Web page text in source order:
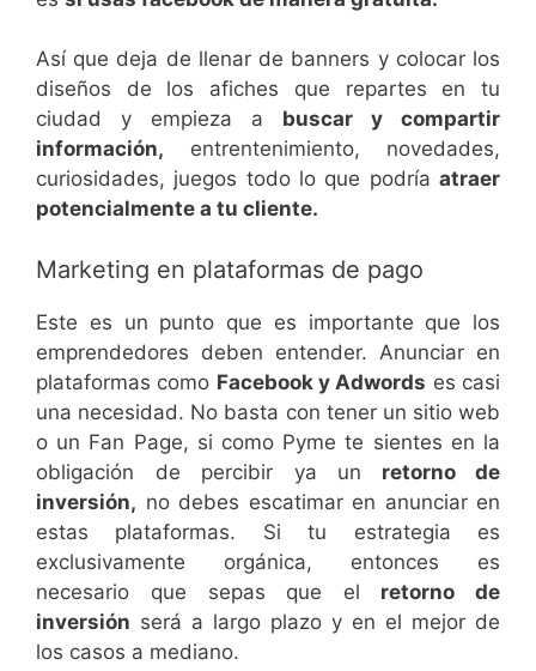
Así que deja de llenar de banners y colocar los
diseños de los afiches que repartes en tu
ciudad y empieza a buscar y compartir
información, entrentenimiento, novedades,
curiosidades, juegos todo lo que podría atraer
potencialmente a tu cliente.
Marketing en plataformas de pago
Este es un punto que es importante que los
emprendedores deben entender. Anunciar en
plataformas como Facebook y Adwords es casi
una necesidad. No basta con tener un sitio web
o un Fan Page, si como Pyme te sientes en la
obligación de percibir ya un retorno de
inversión, no debes escatimar en anunciar en
estas plataformas. Si tu estrategia es
exclusivamente orgánica, entonces es
necesario que sepas que el retorno de
inversión será a largo plazo y en el mejor de
los casos a mediano.